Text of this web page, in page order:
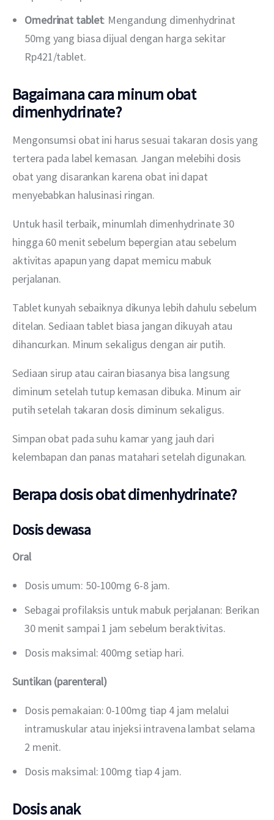
Omedrinat tablet: Mengandung dimenhydrinat
50mg yang biasa dijual dengan harga sekitar
Rp421/tablet.
Bagaimana cara minum obat
dimenhydrinate?
Mengonsumsi obat ini harus sesuai takaran dosis yang
tertera pada label kemasan. Jangan melebihi dosis
obat yang disarankan karena obat ini dapat
menyebabkan halusinasi ringan.
Untuk hasil terbaik, minumlah dimenhydrinate 30
hingga 60 menit sebelum bepergian atau sebelum
aktivitas apapun yang dapat memicu mabuk
perjalanan.
Tablet kunyah sebaiknya dikunya lebih dahulu sebelum
ditelan. Sediaan tablet biasa jangan dikuyah atau
dihancurkan. Minum sekaligus dengan air putih.
Sediaan sirup atau cairan biasanya bisa langsung
diminum setelah tutup kemasan dibuka. Minum air
putih setelah takaran dosis diminum sekaligus.
Simpan obat pada suhu kamar yang jauh dari
kelembapan dan panas matahari setelah digunakan.
Berapa dosis obat dimenhydrinate?
Dosis dewasa
Oral
Dosis umum: 50-100mg 6-8 jam.
Sebagai profilaksis untuk mabuk perjalanan: Berikan
30 menit sampai 1 jam sebelum beraktivitas.
Dosis maksimal: 400mg setiap hari.
Suntikan (parenteral)
Dosis pemakaian: 0-100mg tiap 4 jam melalui
intramuskular atau injeksi intravena lambat selama
2 menit.
Dosis maksimal: 100mg tiap 4 jam.
Dosis anak